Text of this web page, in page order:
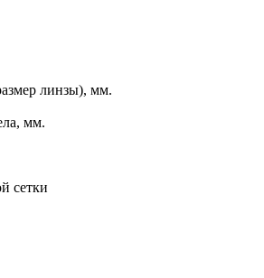
линзы), мм.
мм.
сетки